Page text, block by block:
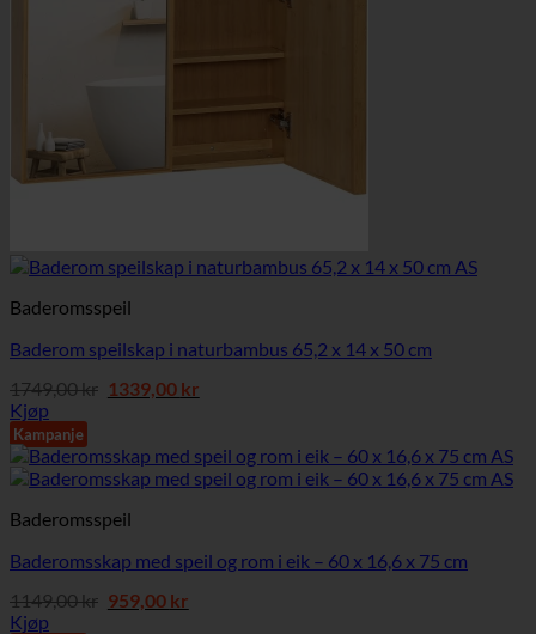
Baderomsspeil
Baderom speilskap i naturbambus 65,2 x 14 x 50 cm
1749,00kr Opprinnelig
pris
1749,00 kr.
1339,00 krNåværende
pris
1339,00 kr.
Kjøp
Kampanje
Baderomsspeil
Baderomsskap med speil og rom i eik – 60 x 16,6 x 75 cm
1149,00kr Opprinnelig
pris
959,00 krNåværende
pris
Kjøp